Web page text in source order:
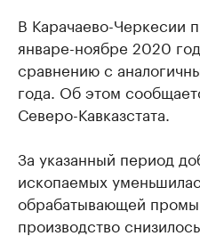
В Карачаево-Черкесии
январе-ноябре 2020
сравнению с
года. Об этом
Северо-Кавказстата.
За указанный период
ископаемых
обрабатывающей
производство снизилось